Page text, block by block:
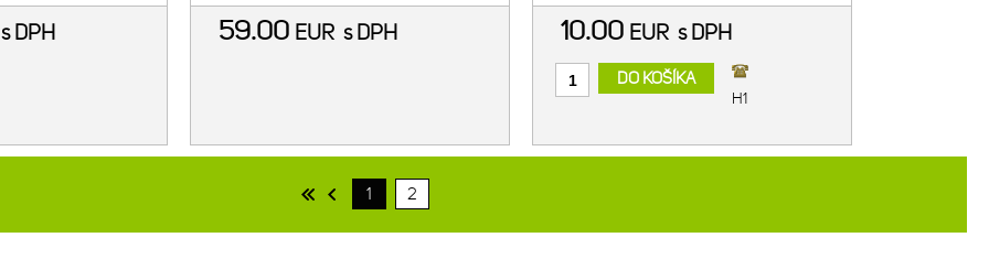
s DPH 59.00 EUR s DPH 10.00 EUR s DPH
DO KOŠÍKA
H1
1 2